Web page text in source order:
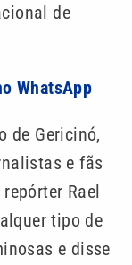
de
WhatsApp
de Gericinó,
e fãs
Rael
tipo de
e disse